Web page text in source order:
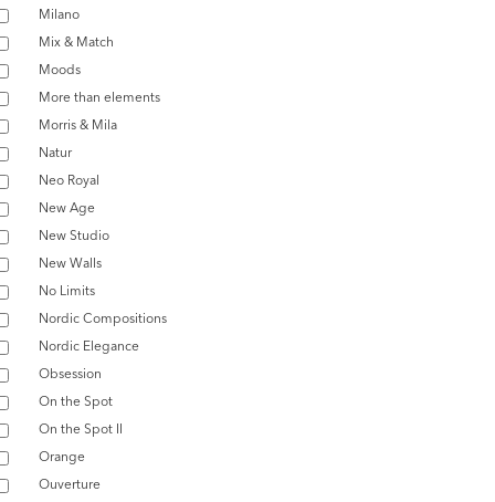
Milano
Mix & Match
Moods
More than elements
Morris & Mila
Natur
Neo Royal
New Age
New Studio
New Walls
No Limits
Nordic Compositions
Nordic Elegance
Obsession
On the Spot
On the Spot II
Orange
Ouverture